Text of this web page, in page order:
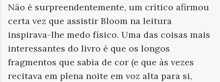
Não é surpreendentemente, um crítico afirmou
certa vez que assistir Bloom na leitura
inspirava-lhe medo físico. Uma das coisas mais
interessantes do livro é que os longos
fragmentos que sabia de cor (e que às vezes
recitava em plena noite em voz alta para si,